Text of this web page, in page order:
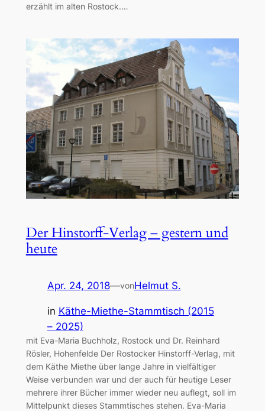
erzählt im alten Rostock.…
Der Hinstorff-Verlag – gestern und
heute
Apr. 24, 2018—vonHelmut S.
in Käthe-Miethe-Stammtisch (2015
– 2025)
mit Eva-Maria Buchholz, Rostock und Dr. Reinhard
Rösler, Hohenfelde Der Rostocker Hinstorff-Verlag, mit
dem Käthe Miethe über lange Jahre in vielfältiger
Weise verbunden war und der auch für heutige Leser
mehrere ihrer Bücher immer wieder neu auflegt, soll im
Mittelpunkt dieses Stammtisches stehen. Eva-Maria